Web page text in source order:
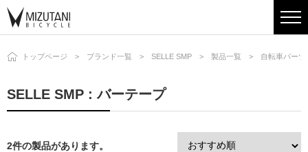
トップページ ブランド一覧 SELLE SMP 製品一覧 自転車パーツ
SELLE SMP : バーテープ
2件の製品があります。